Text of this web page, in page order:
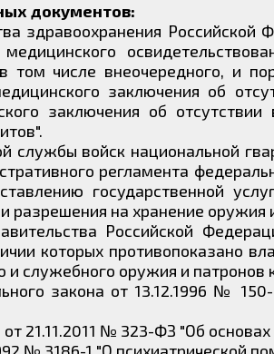
документов:
здравоохранения Российской
числе внеочередного, и
заключения об
заключения об отсутствии
службы войск национальной
регламента
государственной
разрешения на хранение оружия
Российской
которых противопоказано
и служебного оружия и
закона от 13.12.1996 №
21.11.2011 № 323-ФЗ "Об